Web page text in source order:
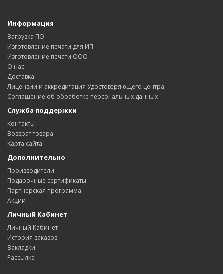
Информация
Загрузка ПО
Изготовление печати для ИП
Изготовление печати ООО
О нас
Доставка
Лицензии и аккредитация Удостоверяющего центра
Соглашение об обработке персональных данных
Служба поддержки
Контакты
Возврат товара
Карта сайта
Дополнительно
Производители
Подарочные сертификаты
Партнерская программа
Акции
Личный Кабинет
Личный Кабинет
История заказов
Закладки
Рассылка